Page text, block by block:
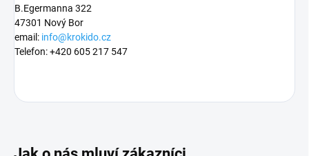
B.Egermanna 322
47301 Nový Bor
email: info@krokido.cz
Telefon: +420 605 217 547